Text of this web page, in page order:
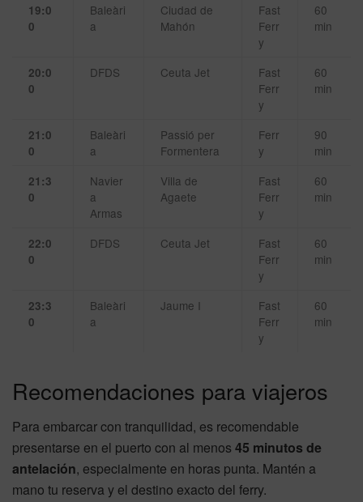
19:0
0
Baleàri
a
Ciudad de
Mahón
Fast
Ferr
y
60
min
20:0
0
DFDS Ceuta Jet
Fast
Ferr
y
60
min
21:0
0
Baleàri
a
Passió per
Formentera
Ferr
y
90
min
21:3
0
Navier
a
Armas
Villa de
Agaete
Fast
Ferr
y
60
min
22:0
0
DFDS Ceuta Jet
Fast
Ferr
y
60
min
23:3
0
Baleàri
a
Jaume I
Fast
Ferr
y
60
min
Recomendaciones para viajeros
Para embarcar con tranquilidad, es recomendable
presentarse en el puerto con al menos 45 minutos de
antelación, especialmente en horas punta. Mantén a
mano tu reserva y el destino exacto del ferry.